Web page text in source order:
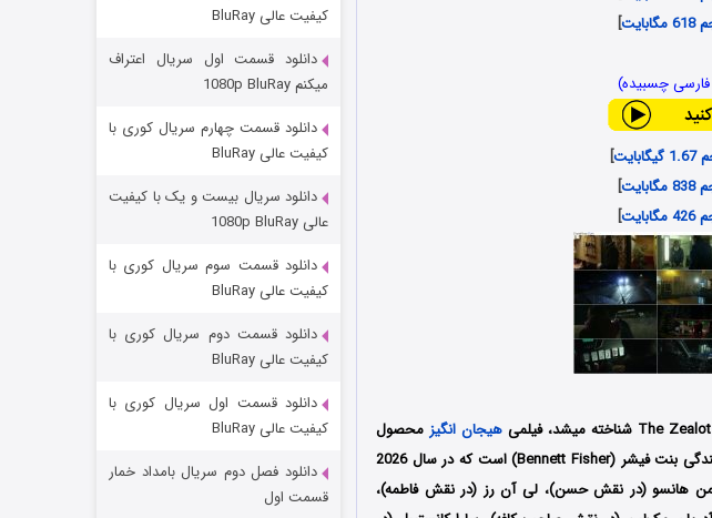
]
چسبیده)
]
]
]
هیجان انگیز محصول
کشور آمریکا به کارگردانی وادیم پرلمان (Vadim Perelman) و نویسندگی بنت فیشر (Bennett Fisher) است که در سال 2026
هانسو (در نقش حسن)، لی آن رز (در نقش فاطمه)،
مردگان متحرک: شهر مرده ۳
شکست استوارت در نجات جهان
کیفیت عالی BluRay
دانلود قسمت اول سریال اعتراف
میکنم 1080p BluRay
دانلود قسمت چهارم سریال کوری با
کیفیت عالی BluRay
دانلود سریال بیست و یک با کیفیت
عالی 1080p BluRay
دانلود قسمت سوم سریال کوری با
کیفیت عالی BluRay
دانلود قسمت دوم سریال کوری با
کیفیت عالی BluRay
دانلود قسمت اول سریال کوری با
کیفیت عالی BluRay
دانلود فصل دوم سریال بامداد خمار
قسمت اول